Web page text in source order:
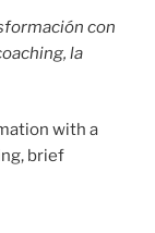
con
la
with a
brief